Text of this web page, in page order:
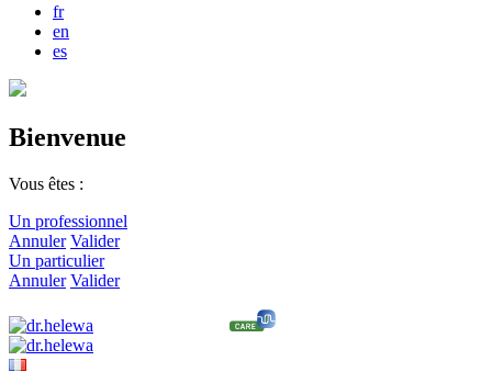
fr
en
es
Bienvenue
Vous êtes :
Un professionnel
Annuler Valider
Un particulier
Annuler Valider